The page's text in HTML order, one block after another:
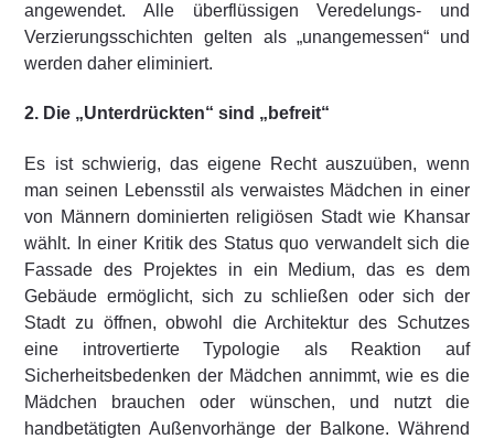
angewendet. Alle überflüssigen Veredelungs- und
Verzierungsschichten gelten als „unangemessen“ und
werden daher eliminiert.
2. Die „Unterdrückten“ sind „befreit“
Es ist schwierig, das eigene Recht auszuüben, wenn
man seinen Lebensstil als verwaistes Mädchen in einer
von Männern dominierten religiösen Stadt wie Khansar
wählt. In einer Kritik des Status quo verwandelt sich die
Fassade des Projektes in ein Medium, das es dem
Gebäude ermöglicht, sich zu schließen oder sich der
Stadt zu öffnen, obwohl die Architektur des Schutzes
eine introvertierte Typologie als Reaktion auf
Sicherheitsbedenken der Mädchen annimmt, wie es die
Mädchen brauchen oder wünschen, und nutzt die
handbetätigten Außenvorhänge der Balkone. Während